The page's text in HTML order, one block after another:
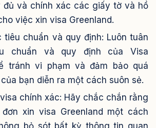
đủ và chính xác các giấy tờ và hồ
việc xin visa Greenland.
tiêu chuẩn và quy định: Luôn tuân
chuẩn và quy định của Visa
tránh vi phạm và đảm bảo quá
bạn diễn ra một cách suôn sẻ.
chính xác: Hãy chắc chắn rằng
xin visa Greenland một cách
bỏ sót bất kỳ thông tin quan